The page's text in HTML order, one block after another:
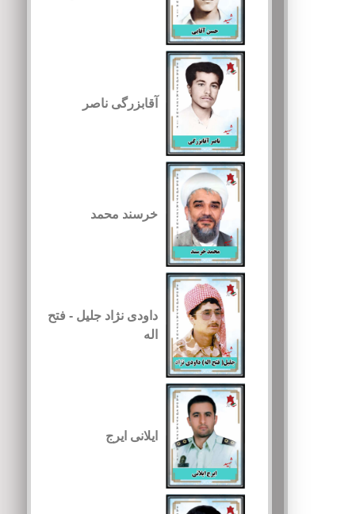
آقابزرگی ناصر
خرسند محمد
داودی نژاد جلیل - فتح
اله
ایلانی ایرج